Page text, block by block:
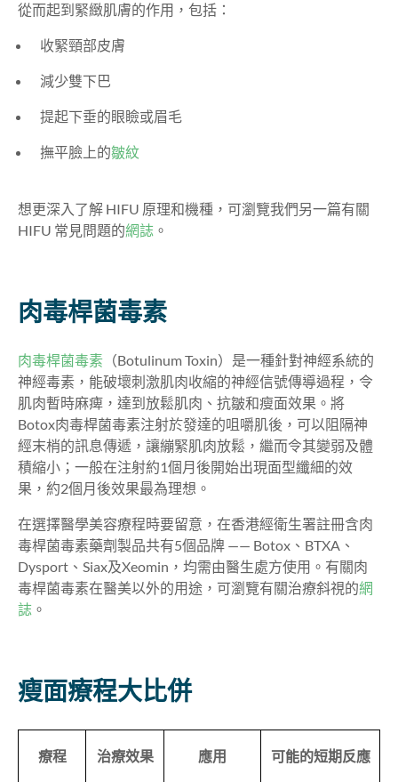
從而起到緊緻肌膚的作用，包括：
收緊頸部皮膚
減少雙下巴
提起下垂的眼瞼或眉毛
撫平臉上的皺紋
想更深入了解 HIFU 原理和機種，可瀏覽我們另一篇有關
HIFU 常見問題的網誌 。
肉毒桿菌毒素
肉毒桿菌毒素 （Botulinum Toxin）是一種針對神經系統的
神經毒素，能破壞刺激肌肉收縮的神經信號傳導過程，令
肌肉暫時麻痺，達到放鬆肌肉、抗皺和瘦面效果。將
Botox肉毒桿菌毒素注射於發達的咀嚼肌後，可以阻隔神
經末梢的訊息傳遞，讓繃緊肌肉放鬆，繼而令其變弱及體
積縮小；一般在注射約1個月後開始出現面型纖細的效
果，約2個月後效果最為理想。
在選擇醫學美容療程時要留意，在香港經衛生署註冊含肉
毒桿菌毒素藥劑製品共有5個品牌 —— Botox、BTXA、
Dysport、Siax及Xeomin，均需由醫生處方使用。有關肉
毒桿菌毒素在醫美以外的用途，可瀏覽有關治療斜視的網
誌 。
瘦面療程大比併
療程 治療效果 應用 可能的短期反應